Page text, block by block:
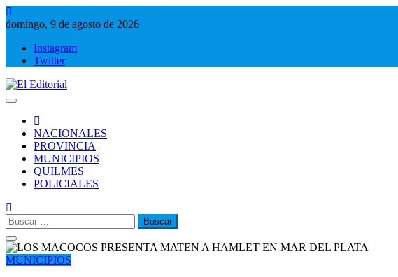
Saltar
al
domingo, 9 de agosto de 2026
Instagram
Twitter
NACIONALES
PROVINCIA
MUNICIPIOS
QUILMES
POLICIALES
Buscar:
MUNICIPIOS